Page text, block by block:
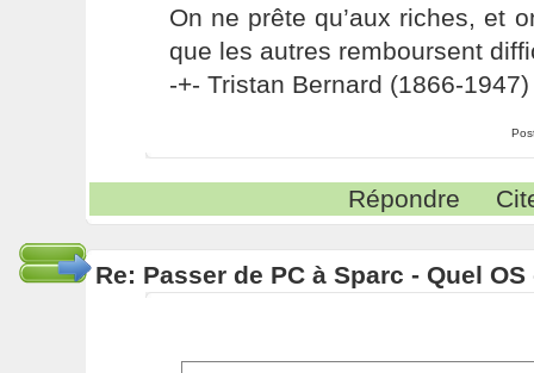
On ne prête qu’aux riches, et
que les autres remboursent
-+- Tristan Bernard (1866-1947)
Répondre
Re: Passer de PC à Sparc - Quel